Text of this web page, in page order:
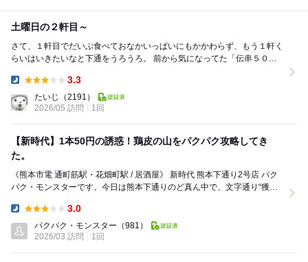
土曜日の２軒目～
さて、１軒目でだいぶ食べておなかいっぱいにもかかわらず、もう１軒く
らいはいきたいなと下通をうろうろ。 前から気になってた「伝串５０
3.3
たいじ
（2191）
2026/05 訪問
1回
【新時代】1本50円の誘惑！鶏皮の山をパクパク攻略してき
た。
《熊本市電 通町筋駅・花畑町駅 / 居酒屋》 新時代 熊本下通り2号店 パク
パク・モンスターです。今日は熊本下通りのど真ん中で、文字通り“獲
3.0
パクパク・モンスター （981）
2026/03 訪問
1回